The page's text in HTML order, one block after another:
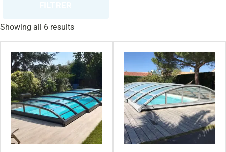
Showing all 6 results